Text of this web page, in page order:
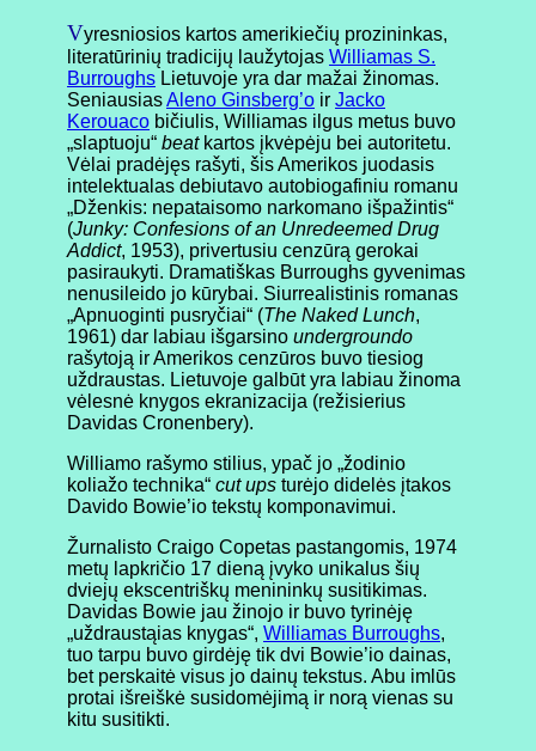
Vyresniosios kartos amerikiečių prozininkas,
literatūrinių tradicijų laužytojas Williamas S.
Burroughs Lietuvoje yra dar mažai žinomas.
SeniausiasAleno Ginsberg’o ir Jacko
Kerouaco bičiulis, Williamas ilgus metus buvo
„slaptuoju“ beatkartos įkvėpėju bei autoritetu.
Vėlai pradėjęs rašyti, šis Amerikos juodasis
intelektualas debiutavo autobiogafiniu romanu
„Dženkis: nepataisomo narkomano išpažintis“
(Junky: Confesions of an Unredeemed Drug
Addict, 1953), privertusiu cenzūrą gerokai
pasiraukyti. Dramatiškas Burroughs gyvenimas
nenusileido jo kūrybai. Siurrealistinis romanas
„Apnuoginti pusryčiai“ (The Naked Lunch,
1961) dar labiau išgarsino undergroundo
rašytoją ir Amerikos cenzūros buvo tiesiog
uždraustas. Lietuvoje galbūt yra labiau žinoma
vėlesnė knygos ekranizacija (režisierius
Davidas Cronenbery).
Williamo rašymo stilius, ypač jo „žodinio
koliažo technika“ cut ups turėjo didelės įtakos
Davido Bowie’io tekstų komponavimui.
Žurnalisto Craigo Copetas pastangomis, 1974
metų lapkričio 17 dieną įvyko unikalus šių
dviejų ekscentriškų menininkų susitikimas.
Davidas Bowie jau žinojo ir buvo tyrinėję
„uždraustąias knygas“, Williamas Burroughs,
tuo tarpu buvo girdėję tik dvi Bowie’io dainas,
bet perskaitė visus jo dainų tekstus. Abu imlūs
protai išreiškė susidomėjimą ir norą vienas su
kitu susitikti.